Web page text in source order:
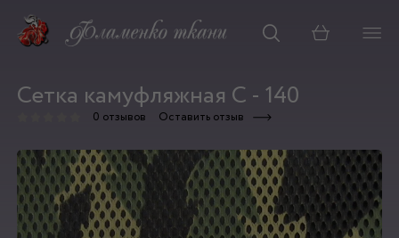
Корзина
Сетка камуфляжная С - 140
0 отзывов Оставить отзыв